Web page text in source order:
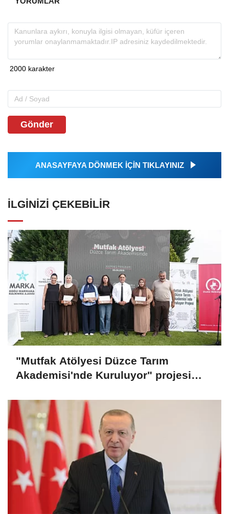
Gönder
ANASAYFAYA DÖNMEK İÇİN TIKLAYINIZ
İLGINIZI ÇEKEBILIR
"Mutfak Atölyesi Düzce Tarım
Akademisi'nde Kuruluyor" projesi